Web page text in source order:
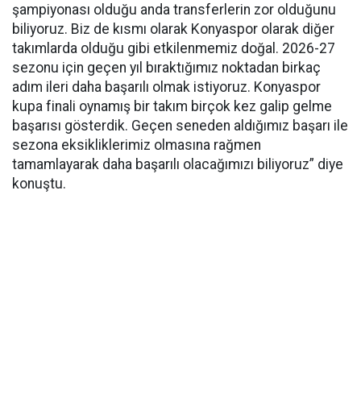
şampiyonası olduğu anda transferlerin zor olduğunu
biliyoruz. Biz de kısmı olarak Konyaspor olarak diğer
takımlarda olduğu gibi etkilenmemiz doğal. 2026-27
sezonu için geçen yıl bıraktığımız noktadan birkaç
adım ileri daha başarılı olmak istiyoruz. Konyaspor
kupa finali oynamış bir takım birçok kez galip gelme
başarısı gösterdik. Geçen seneden aldığımız başarı ile
sezona eksikliklerimiz olmasına rağmen
tamamlayarak daha başarılı olacağımızı biliyoruz” diye
konuştu.